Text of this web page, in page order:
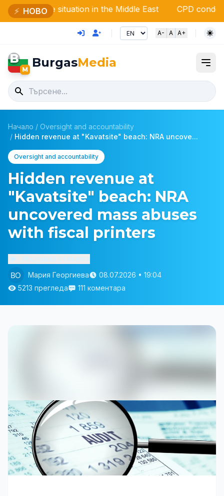
⚡ НОВО
situation in the Middle East CPD condemned
A- A A+
B
M BurgasMedia
Начало / Oversight and accountability
/ Hidden revenue at "Kavatsite" beach: NRA uncove...
Oversight and accountability
Hidden revenue at
"Kavatsite" beach: NRA
uncovered mass abuses
with fiscal printers
Мария Георгиева
08.07.2026 • 19:04
5213 прегледа
111 коментара